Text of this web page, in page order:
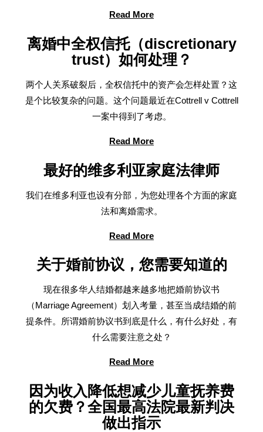
Read More
离婚中全权信托（discretionary
trust）如何处理？
两个人关系破裂后，全权信托中的资产会怎样处置？这
是个比较复杂的问题。这个问题最近在Cottrell v Cottrell
一案中得到了考虑。
Read More
最好的维多利亚家庭法律师
我们在维多利亚也设有分部，为您处理各个方面的家庭
法和离婚需求。
Read More
关于婚前协议，您需要知道的
现在很多华人结婚都越来越多地把婚前协议书
（Marriage Agreement）划入考量，甚至当成结婚的前
提条件。所谓婚前协议书到底是什么，有什么好处，有
什么需要注意之处？
Read More
因为收入降低想减少儿童抚养费
的欠费？全国最高法院最新判决
做出指示